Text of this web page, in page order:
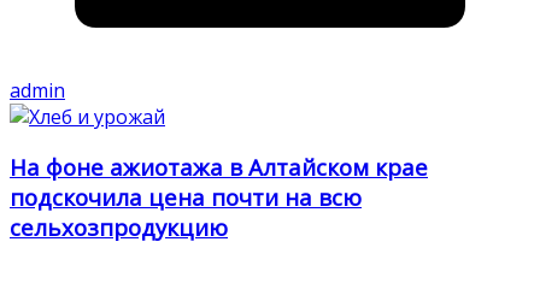
admin
На фоне ажиотажа в Алтайском крае
подскочила цена почти на всю
сельхозпродукцию